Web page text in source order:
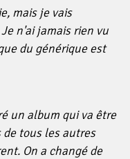
mais je vais
n'ai jamais rien vu
du générique est
un album qui va être
de tous les autres
On a changé de